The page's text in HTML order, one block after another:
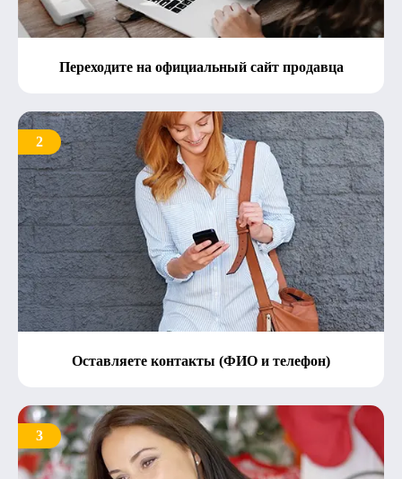
Переходите на официальный сайт продавца
2
Оставляете контакты (ФИО и телефон)
3